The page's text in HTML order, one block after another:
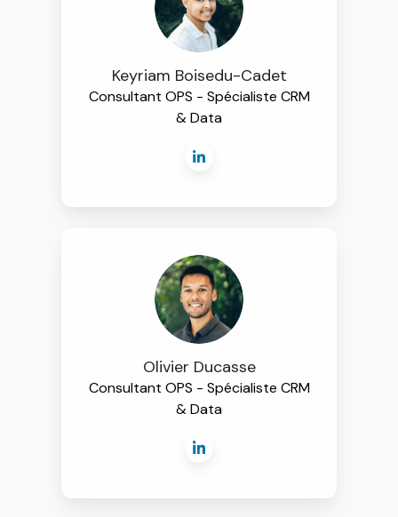
Keyriam Boisedu-Cadet
Consultant OPS - Spécialiste CRM
& Data
Olivier Ducasse
Consultant OPS - Spécialiste CRM
& Data